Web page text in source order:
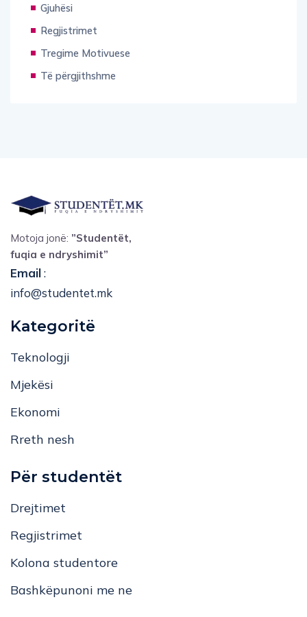
Gjuhësi
Regjistrimet
Tregime Motivuese
Të përgjithshme
Motoja jonë: ”Studentët,
fuqia e ndryshimit”
Email:
info@studentet.mk
Kategoritë
Teknologji
Mjekësi
Ekonomi
Rreth nesh
Për studentët
Drejtimet
Regjistrimet
Kolona studentore
Bashkëpunoni me ne